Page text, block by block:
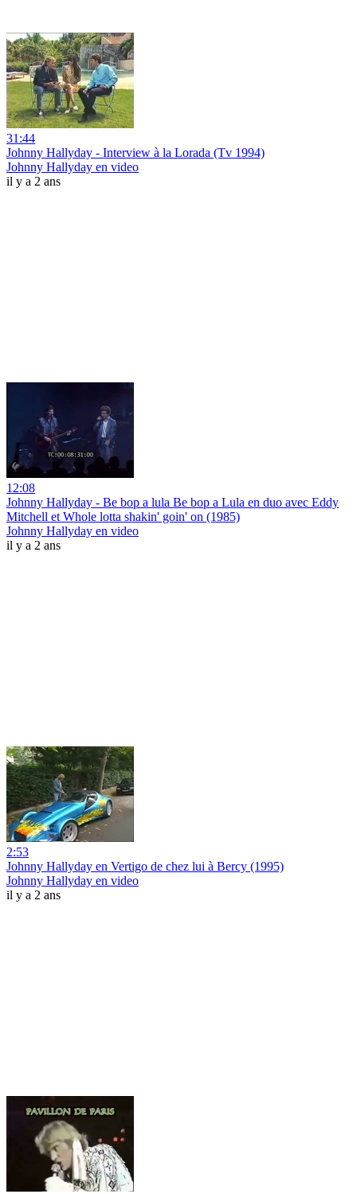
31:44
Johnny Hallyday - Interview à la Lorada (Tv 1994)
Johnny Hallyday en video
il y a 2 ans
12:08
Johnny Hallyday - Be bop a lula Be bop a Lula en duo avec Eddy
Mitchell et Whole lotta shakin' goin' on (1985)
Johnny Hallyday en video
il y a 2 ans
2:53
Johnny Hallyday en Vertigo de chez lui à Bercy (1995)
Johnny Hallyday en video
il y a 2 ans